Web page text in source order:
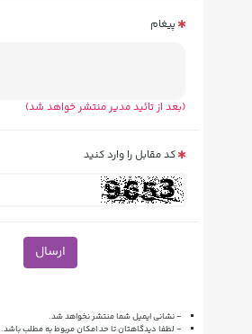
پیغام
(بعد از تائید مدیر منتشر خواهد شد)
کد مقابل را وارد کنید
ارسال
- نشانی ایمیل شما منتشر نخواهد شد.
- لطفا دیدگاهتان تا حد امکان مربوط به مطلب باشد.